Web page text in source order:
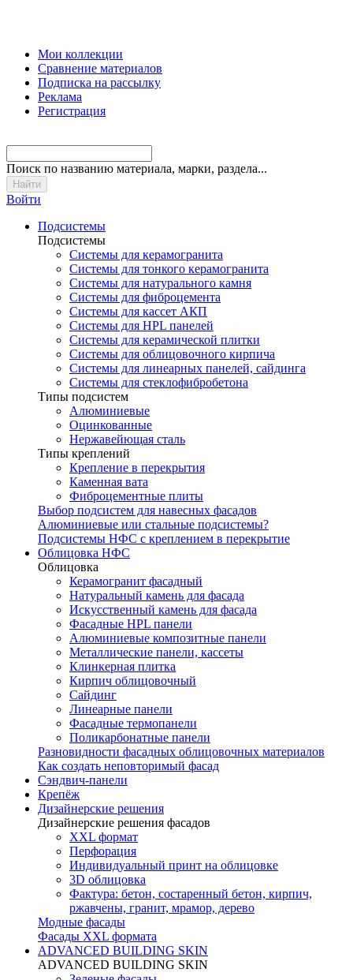
Мои коллекции
Сравнение материалов
Подписка на рассылку
Реклама
Регистрация
Поиск по названию материала, марки, раздела...
Войти
Подсистемы
Подсистемы
Системы для керамогранита
Системы для тонкого керамогранита
Системы для натурального камня
Системы для фиброцемента
Системы для кассет АКП
Системы для HPL панелей
Системы для керамической плитки
Системы для облицовочного кирпича
Системы для линеарных панелей, сайдинга
Системы для стеклофибробетона
Типы подсистем
Алюминиевые
Оцинкованные
Нержавейющая сталь
Типы креплений
Крепление в перекрытия
Каменная вата
Фиброцементные плиты
Выбор подсистем для навесных фасадов
Алюминиевые или стальные подсистемы?
Подсистемы НФС с креплением в перекрытие
Облицовка НФС
Облицовка
Керамогранит фасадный
Натуральный камень для фасада
Искусственный камень для фасада
Фасадные HPL панели
Алюминиевые композитные панели
Металлические панели, кассеты
Клинкерная плитка
Кирпич облицовочный
Сайдинг
Линеарные панели
Фасадные термопанели
Поликарбонатные панели
Разновидности фасадных облицовочных материалов
Как создать неповторимый фасад
Сэндвич-панели
Крепёж
Дизайнерские решения
Дизайнерские решения фасадов
XXL формат
Перфорация
Индивидуальный принт на облицовке
3D облицовка
Фактура: бетон, состаренный бетон, кирпич,
ржавчены, гранит, мрамор, дерево
Модные фасады
Фасады XXL формата
ADVANCED BUILDING SKIN
ADVANCED BUILDING SKIN